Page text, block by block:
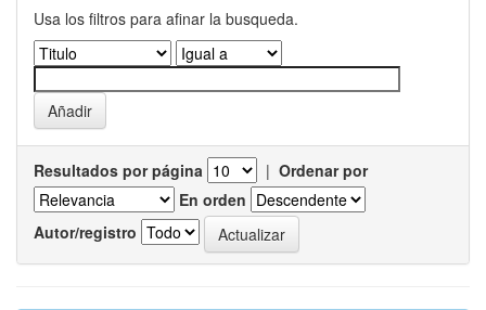
Usa los filtros para afinar la busqueda.
Resultados por página | Ordenar por
En orden
Autor/registro